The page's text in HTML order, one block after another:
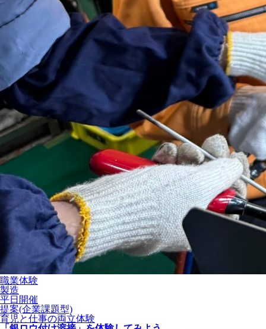
職業体験
製造
平日開催
提案(企業課題型)
育児と仕事の両立体験